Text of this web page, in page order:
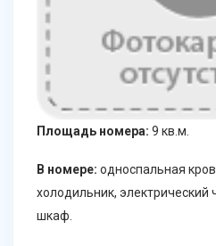
Площадь номера: 9 кв.м.
В номере: односпальная
холодильник, электрический
шкаф.